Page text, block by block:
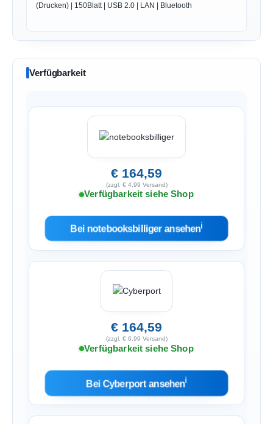
(Drucken) | 150Blatt | USB 2.0 | LAN | Bluetooth
Verfügbarkeit
€ 164,59
(zzgl. € 4,99 Versand)
Verfügbarkeit siehe Shop
Bei notebooksbilliger ansehenℹ︎
€ 164,59
(zzgl. € 6,99 Versand)
Verfügbarkeit siehe Shop
Bei Cyberport ansehenℹ︎